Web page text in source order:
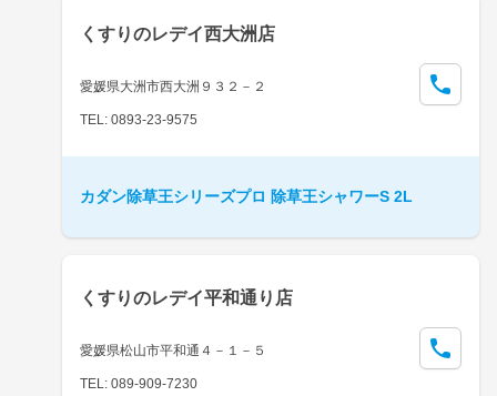
くすりのレデイ西大洲店
愛媛県大洲市西大洲９３２－２
TEL: 0893-23-9575
カダン除草王シリーズプロ 除草王シャワーS 2L
くすりのレデイ平和通り店
愛媛県松山市平和通４－１－５
TEL: 089-909-7230